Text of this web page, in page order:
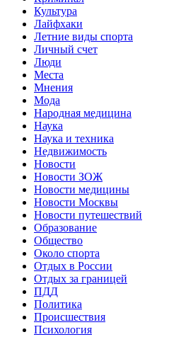
Культура
Лайфхаки
Летние виды спорта
Личный счет
Люди
Места
Мнения
Мода
Народная медицина
Наука
Наука и техника
Недвижимость
Новости
Новости ЗОЖ
Новости медицины
Новости Москвы
Новости путешествий
Образование
Общество
Около спорта
Отдых в России
Отдых за границей
ПДД
Политика
Происшествия
Психология